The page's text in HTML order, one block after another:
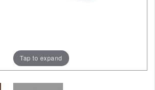
Tap to expand